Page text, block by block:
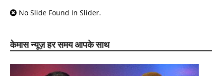
No Slide Found In Slider.
केमास न्यूज़ हर समय आपके साथ